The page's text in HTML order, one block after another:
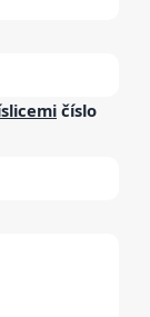
číslo